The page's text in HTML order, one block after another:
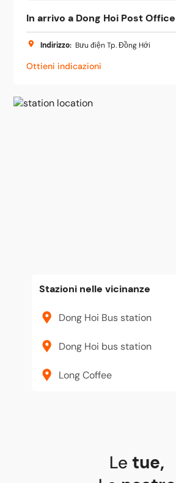
In arrivo a Dong Hoi Post Office
Indirizzo: Bưu điện Tp. Đồng Hới
Ottieni indicazioni
Stazioni nelle vicinanze
Dong Hoi Bus station
Dong Hoi bus station
Long Coffee
Le tue,